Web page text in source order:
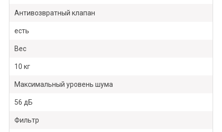
Антивозвратный клапан
есть
Вес
10 кг
Максимальный уровень шума
56 дБ
Фильтр